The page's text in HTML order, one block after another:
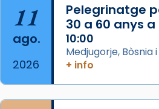
Patró de Galícia, després
musulmanes fou venerat
Regnes castellans i més
Espanya.
11
ago.
2026
Pelegrinatge
30 a 60 anys
10:00
Medjugorje, Bòsnia
+ info